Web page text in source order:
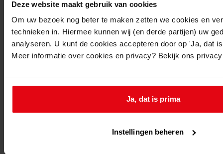
Deze website maakt gebruik van cookies
Om uw bezoek nog beter te maken zetten we cookies en
technieken in. Hiermee kunnen wij (en derde partijen) uw
analyseren. U kunt de cookies accepteren door op 'Ja, dat
Meer informatie over cookies en privacy? Bekijk ons
Ja, dat is prima
Instellingen beheren
Printen
duurzaam webadres